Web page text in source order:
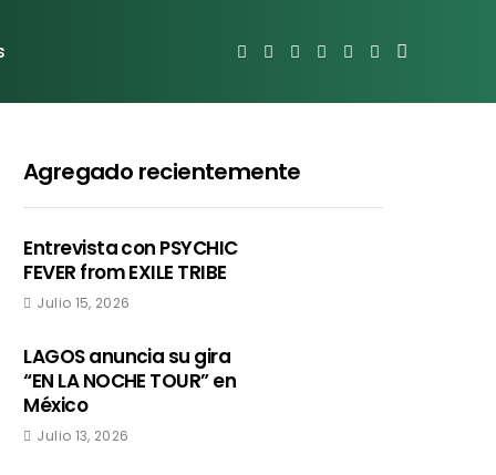
Agregado recientemente
Entrevista con PSYCHIC
FEVER from EXILE TRIBE
Julio 15, 2026
LAGOS anuncia su gira
“EN LA NOCHE TOUR” en
México
Julio 13, 2026